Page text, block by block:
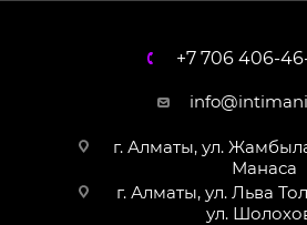
+7 706 406-
г. Алматы, ул.
Манаса
г. Алматы, ул. Льва
ул.